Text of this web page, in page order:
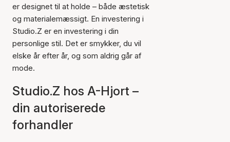
er designet til at holde – både æstetisk
og materialemæssigt. En investering i
Studio.Z er en investering i din
personlige stil. Det er smykker, du vil
elske år efter år, og som aldrig går af
mode.
Studio.Z hos A-Hjort –
din autoriserede
forhandler